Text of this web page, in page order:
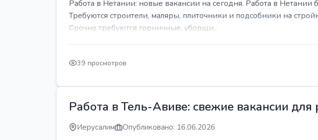
Работа в Нетании: новые вакансии на сегодня. Работа в Нетании
Требуются строители, маляры, плиточники и подсобники на
Срочно требуются горничные, уборщи...
39 просмотров
Работа в Тель-Авиве: свежие вакансии
Иерусалим Опубликовано: 16.06.2026